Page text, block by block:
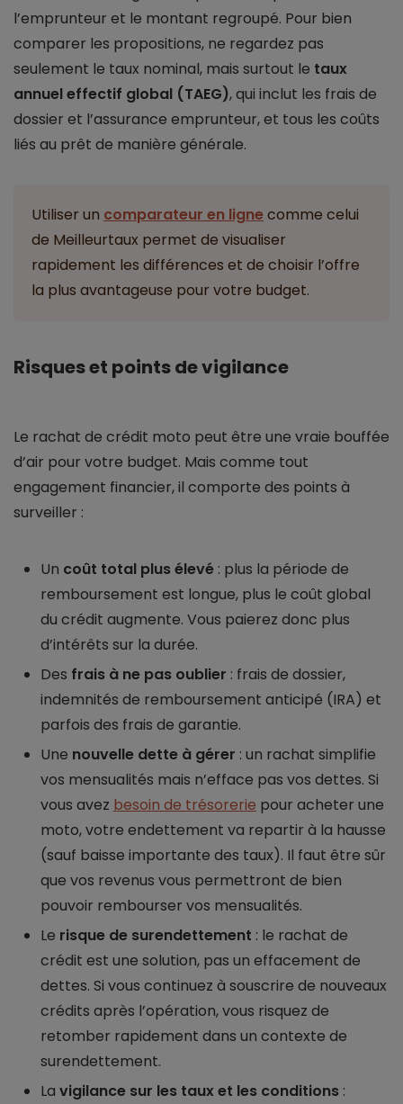
l’emprunteur et le montant regroupé. Pour bien
comparer les propositions, ne regardez pas
seulement le taux nominal, mais surtout le taux
annuel effectif global (TAEG), qui inclut les frais de
dossier et l’assurance emprunteur, et tous les coûts
liés au prêt de manière générale.
Utiliser un comparateur en lignecomme celui
de Meilleurtaux permet de visualiser
rapidement les différences et de choisir l’offre
la plus avantageuse pour votre budget.
Risques et points de vigilance
Le rachat de crédit moto peut être une vraie bouffée
d’air pour votre budget. Mais comme tout
engagement financier, il comporte des points à
surveiller :
Un coût total plus élevé : plus la période de
remboursement est longue, plus le coût global
du crédit augmente. Vous paierez donc plus
d’intérêts sur la durée.
Des frais à ne pas oublier : frais de dossier,
indemnités de remboursement anticipé (IRA) et
parfois des frais de garantie.
Une nouvelle dette à gérer : un rachat simplifie
vos mensualités mais n’efface pas vos dettes. Si
vous avez besoin de trésorerie pour acheter une
moto, votre endettement va repartir à la hausse
(sauf baisse importante des taux). Il faut être sûr
que vos revenus vous permettront de bien
pouvoir rembourser vos mensualités.
Le risque de surendettement : le rachat de
crédit est une solution, pas un effacement de
dettes. Si vous continuez à souscrire de nouveaux
crédits après l’opération, vous risquez de
retomber rapidement dans un contexte de
surendettement.
La vigilance sur les taux et les conditions :